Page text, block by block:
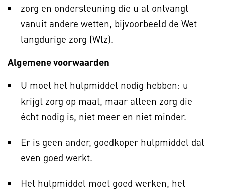
zorg en ondersteuning die u al ontvangt
vanuit andere wetten, bijvoorbeeld de Wet
langdurige zorg (Wlz).
Algemene voorwaarden
U moet het hulpmiddel nodig hebben: u
krijgt zorg op maat, maar alleen zorg die
écht nodig is, niet meer en niet minder.
Er is geen ander, goedkoper hulpmiddel dat
even goed werkt.
Het hulpmiddel moet goed werken, het